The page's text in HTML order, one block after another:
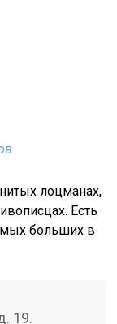
лоцманах,
Есть
больших в
19.